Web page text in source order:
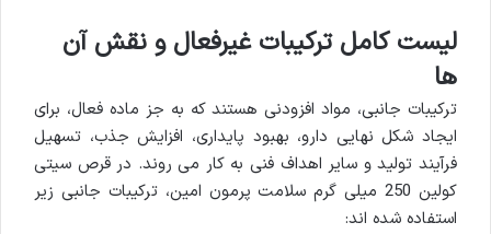
لیست کامل ترکیبات غیرفعال و نقش آن
ها
ترکیبات جانبی، مواد افزودنی هستند که به جز ماده فعال، برای
ایجاد شکل نهایی دارو، بهبود پایداری، افزایش جذب، تسهیل
فرآیند تولید و سایر اهداف فنی به کار می روند. در قرص سیتی
کولین 250 میلی گرم سلامت پرمون امین، ترکیبات جانبی زیر
استفاده شده اند: